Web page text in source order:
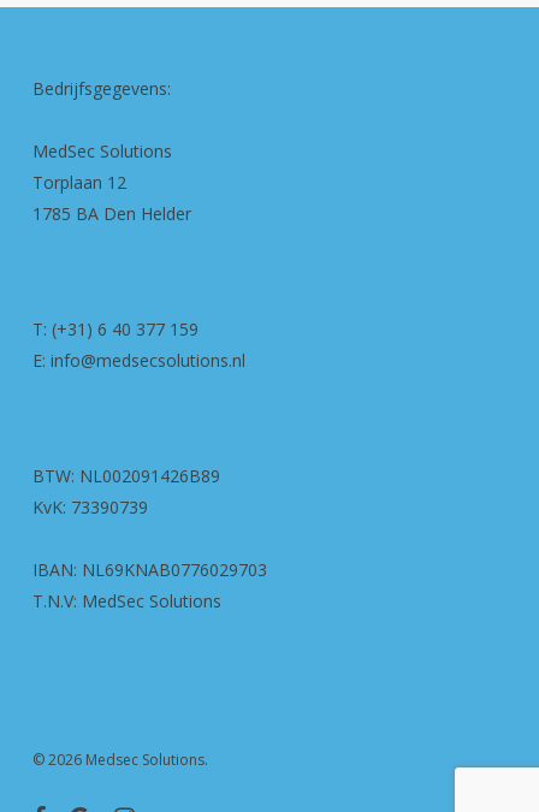
Bedrijfsgegevens:
MedSec Solutions
Torplaan 12
1785 BA Den Helder
T: (+31) 6 40 377 159
E: info@medsecsolutions.nl
BTW: NL002091426B89
KvK: 73390739
IBAN: NL69KNAB0776029703
T.N.V: MedSec Solutions
© 2026 Medsec Solutions.